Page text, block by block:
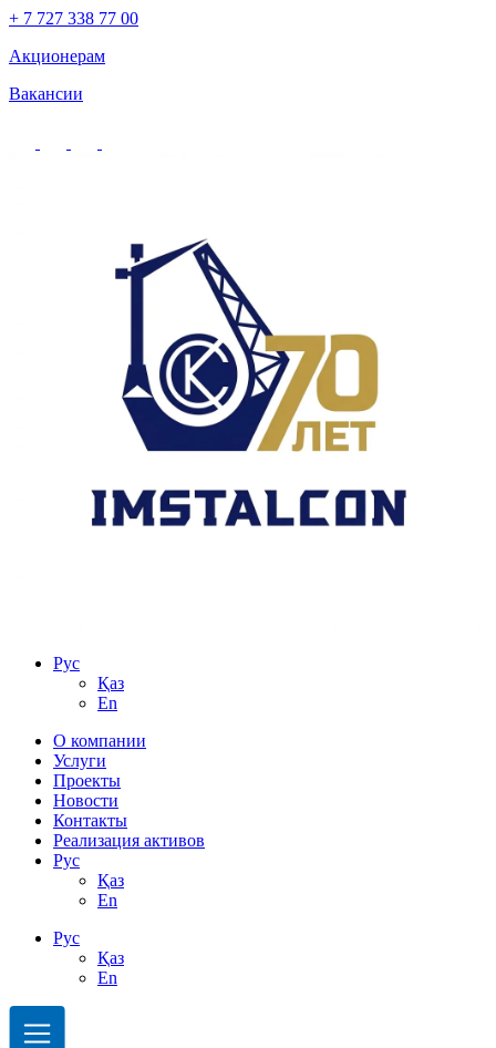
+ 7 727 338 77 00
Акционерам
Вакансии
Рус
Қаз
En
О компании
Услуги
Проекты
Новости
Контакты
Реализация активов
Рус
Қаз
En
Рус
Қаз
En